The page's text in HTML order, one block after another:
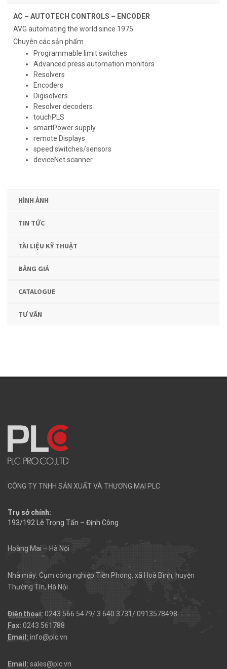
AC – AUTOTECH CONTROLS – ENCODER
AVG automating the world since 1975
Chuyên các sản phẩm
Programmable limit switches
Advanced press automation monitors
Resolvers
Encoders
Digisolvers
Resolver decoders
touchPLS
smartPower supply
remote Displays
speed switches/sensors
deviceNet scanner
HÌNH ẢNH
TIN TỨC
TÀI LIỆU KỸ THUẬT
BẢNG GIÁ
CATALOGUE
TƯ VẤN
CÔNG TY TNHH SẢN XUẤT VÀ THƯƠNG MẠI PLC
Trụ sở chính:
193/192 Lê Trọng Tấn – Định Công
Hoàng Mai – Hà Nội
Nhà máy: Cụm công nghiệp Tiền Phong, xã Hoà Bình, huyện
Thường Tín, Hà Nội
Điện thoại: 0243 566 5479/ 3 640 3731/ 0913578498
Fax: 0243 561788
Email: info@plc.vn
Email: sales@plc.vn